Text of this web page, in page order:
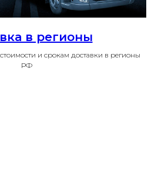
в регионы
и срокам доставки в регионы
РФ